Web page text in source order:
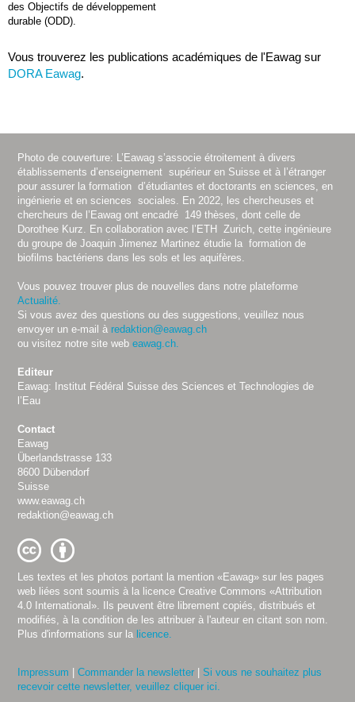
des Objectifs de développement
durable (ODD).
Vous trouverez les publications académiques de l'Eawag sur
DORA Eawag.
Photo de couverture: L’Eawag s’associe étroitement à divers
établissements d’enseignement supérieur en Suisse et à l’étranger
pour assurer la formation d’étudiantes et doctorants en sciences, en
ingénierie et en sciences sociales. En 2022, les chercheuses et
chercheurs de l’Eawag ont encadré 149 thèses, dont celle de
Dorothee Kurz. En collaboration avec l’ETH Zurich, cette ingénieure
du groupe de Joaquin Jimenez Martinez étudie la formation de
biofilms bactériens dans les sols et les aquifères.
Vous pouvez trouver plus de nouvelles dans notre plateforme
Actualité.
Si vous avez des questions ou des suggestions, veuillez nous
envoyer un e-mail à redaktion@eawag.ch
ou visitez notre site web eawag.ch.
Editeur
Eawag: Institut Fédéral Suisse des Sciences et Technologies de
l’Eau
Contact
Eawag
Überlandstrasse 133
8600 Dübendorf
Suisse
www.eawag.ch
redaktion@eawag.ch
Les textes et les photos portant la mention «Eawag» sur les pages
web liées sont soumis à la licence Creative Commons «Attribution
4.0 International». Ils peuvent être librement copiés, distribués et
modifiés, à la condition de les attribuer à l'auteur en citant son nom.
Plus d'informations sur la licence.
Impressum | Commander la newsletter | Si vous ne souhaitez plus
recevoir cette newsletter, veuillez cliquer ici.